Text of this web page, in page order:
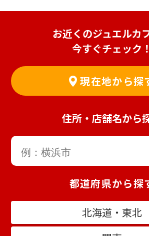
お近くのジュエルカ
今すぐチェック！
現在地から探
住所・店舗名から
都道府県から探
北海道・東北